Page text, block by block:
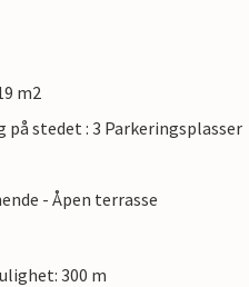
m2
på stedet : 3 Parkeringsplasser
- Åpen terrasse
300 m